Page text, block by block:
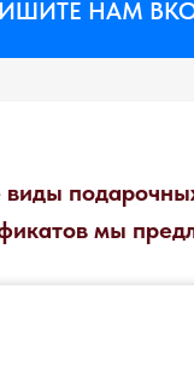
виды
мы